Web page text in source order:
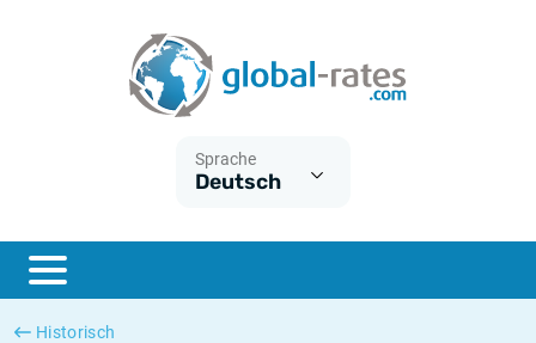
Sprache
Deutsch
Historisch
ESTER
SONIA
Was ist die VPI-Inflation?
Was ist die HVPI-Inflation?
Deutsche inflation
Europäische inflation
Historische Euribor-Sätze
Historische ESTER-Sätze
Historische SOFR-Sätze
Historische SONIA-Sätze
Inflationsrechner